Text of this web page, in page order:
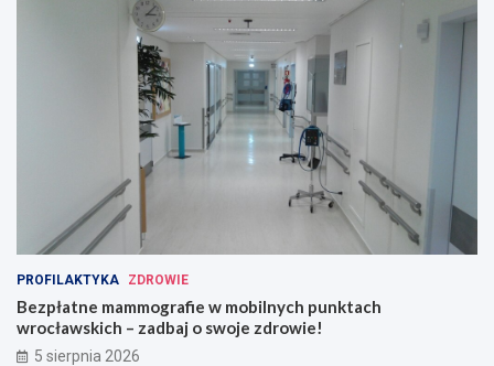
PROFILAKTYKA ZDROWIE
Bezpłatne mammografie w mobilnych punktach
wrocławskich – zadbaj o swoje zdrowie!
5 sierpnia 2026